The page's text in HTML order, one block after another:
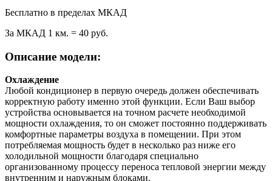
Бесплатно в пределах МКАД
За МКАД 1 км. = 40 руб.
Описание модели:
Охлаждение
Любой кондиционер в первую очередь должен обеспечивать
корректную работу именно этой функции. Если Ваш выбор
устройства основывается на точном расчете необходимой
мощности охлаждения, то он сможет постоянно поддерживать
комфортные параметры воздуха в помещении. При этом
потребляемая мощность будет в несколько раз ниже его
холодильной мощности благодаря специально
организованному процессу переноса тепловой энергии между
внутренним и наружным блоками.